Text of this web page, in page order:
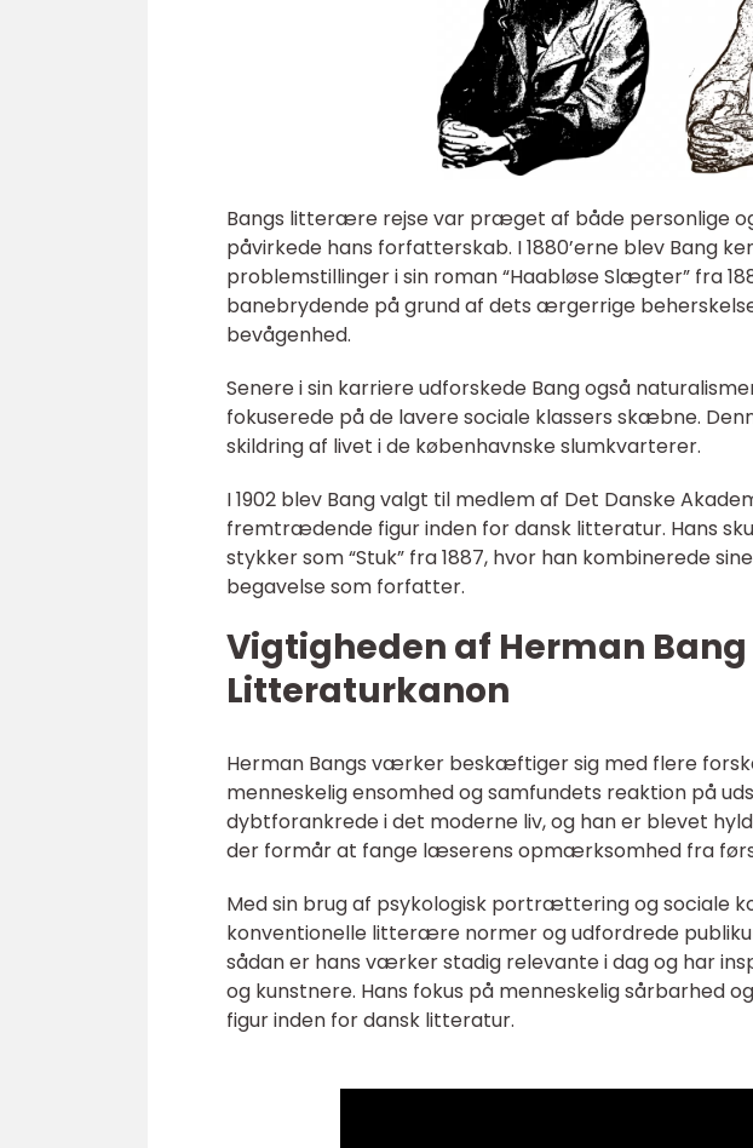
Bangs litterære rejse var præget af både personlige
påvirkede hans forfatterskab. I 1880’erne blev Bang
problemstillinger i sin roman “Haabløse Slægter” fra
banebrydende på grund af dets ærgerrige
bevågenhed.
Senere i sin karriere udforskede Bang også
fokuserede på de lavere sociale klassers skæbne.
skildring af livet i de københavnske slumkvarterer.
I 1902 blev Bang valgt til medlem af Det Danske
fremtrædende figur inden for dansk litteratur. Hans
stykker som “Stuk” fra 1887, hvor han kombinerede
begavelse som forfatter.
Vigtigheden af Herman Bang
Litteraturkanon
Herman Bangs værker beskæftiger sig med flere
menneskelig ensomhed og samfundets reaktion på
dybtforankrede i det moderne liv, og han er blevet
der formår at fange læserens opmærksomhed fra
Med sin brug af psykologisk portrættering og sociale
konventionelle litterære normer og udfordrede
sådan er hans værker stadig relevante i dag og har
og kunstnere. Hans fokus på menneskelig sårbarhed
figur inden for dansk litteratur.